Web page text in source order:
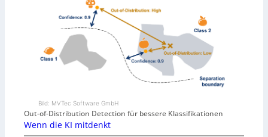
Bild: MVTec Software GmbH
Out-of-Distribution Detection für bessere Klassifikationen
Wenn die KI mitdenkt